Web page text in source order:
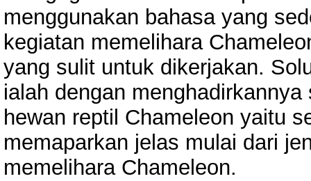
menggunakan bahasa yang
kegiatan memelihara
yang sulit untuk dikerjakan.
ialah dengan
hewan reptil Chameleon yaitu
memaparkan jelas mulai dari
memelihara Chameleon.